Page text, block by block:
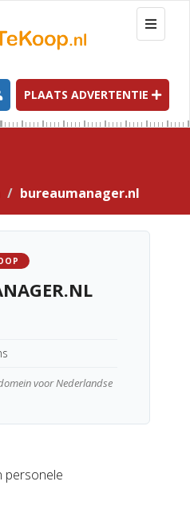
T
o
g
l
e
n
a
t
PLAATS ADVERTENTIE
bureaumanager.nl
voor Nederlandse
personele